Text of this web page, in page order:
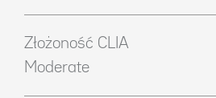
Złożoność CLIA
Moderate